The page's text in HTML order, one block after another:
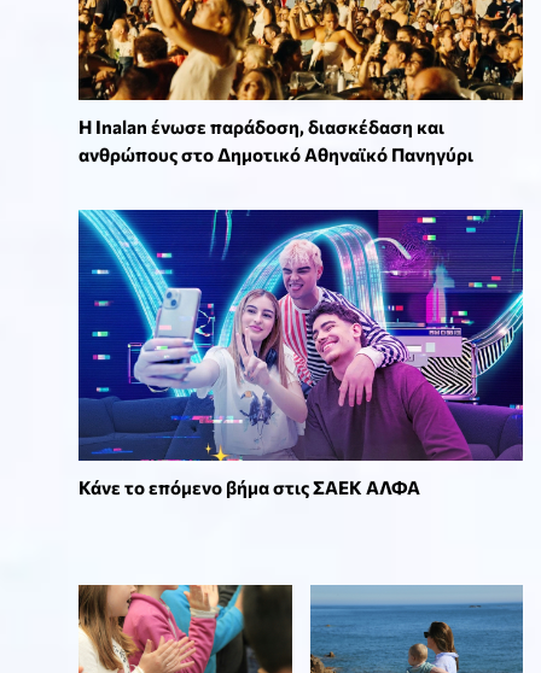
Η Inalan ένωσε παράδοση, διασκέδαση και
ανθρώπους στο Δημοτικό Αθηναϊκό Πανηγύρι
Κάνε το επόμενο βήμα στις ΣΑΕΚ ΑΛΦΑ